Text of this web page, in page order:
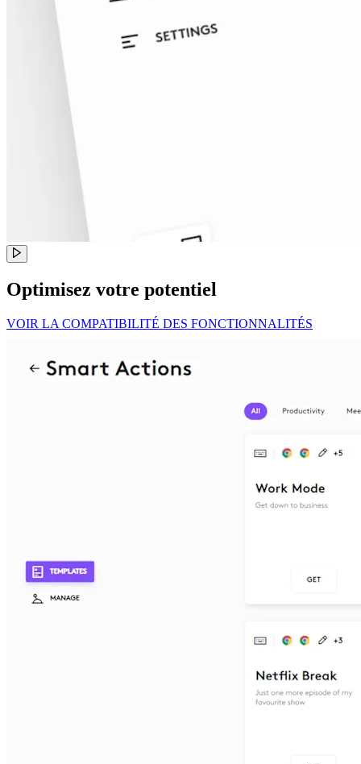
Optimisez votre potentiel
VOIR LA COMPATIBILITÉ DES FONCTIONNALITÉS